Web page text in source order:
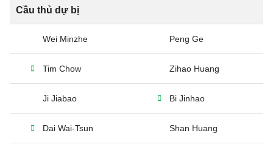
Cầu thủ dự bị
Wei Minzhe Peng Ge
Tim Chow Zihao Huang
Ji Jiabao Bi Jinhao
Dai Wai-Tsun Shan Huang